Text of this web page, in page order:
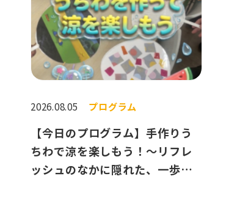
2026.08.05 プログラム
【今日のプログラム】手作りう
ちわで涼を楽しもう！〜リフレ
ッシュのなかに隠れた、一歩進